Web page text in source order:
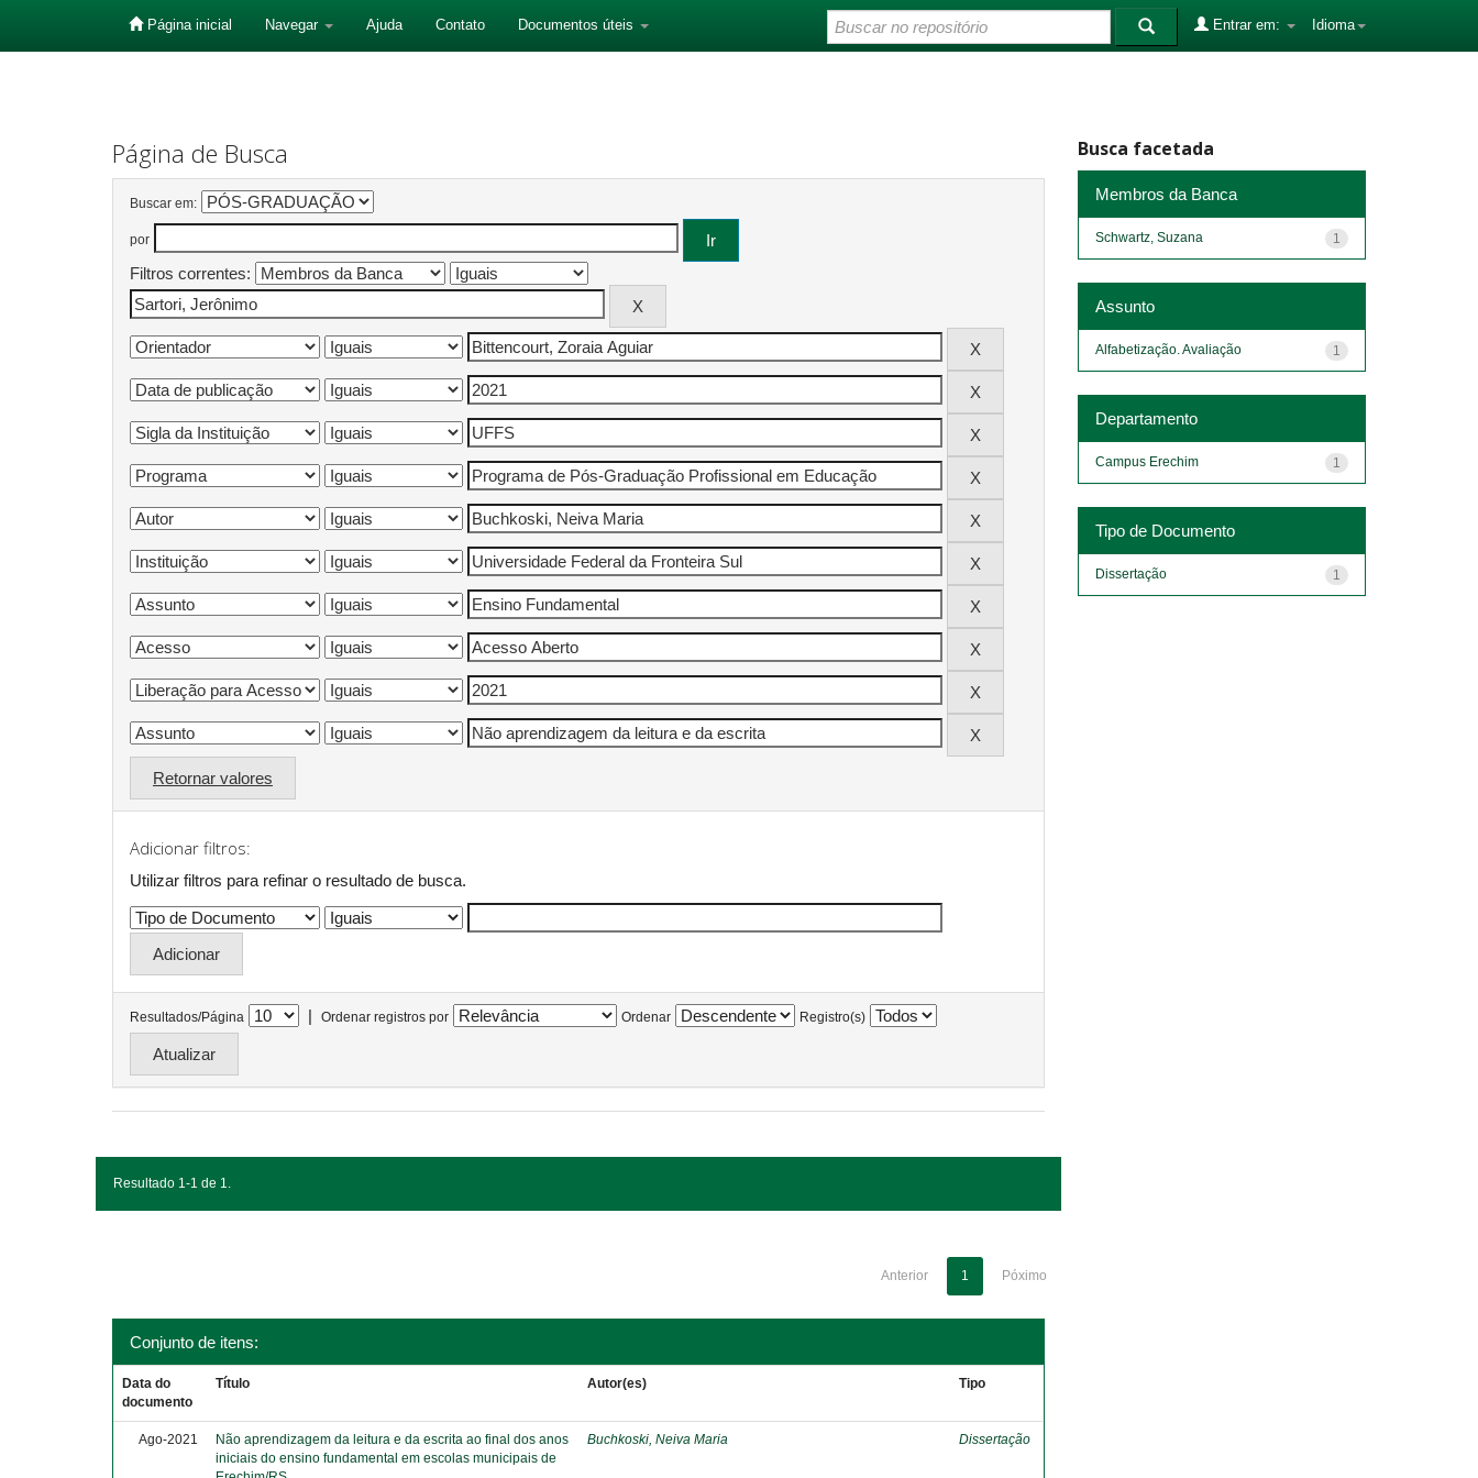
Página inicial Navegar Ajuda Contato Documentos úteis Idioma
Entrar em:
Página de Busca
Buscar em:
por
Filtros correntes:
Retornar valores
Adicionar filtros:
Utilizar filtros para refinar o resultado de busca.
Resultados/Página | Ordenar registros por Ordenar Registro(s)
Resultado 1-1 de 1.
Anterior 1 Póximo
Conjunto de itens:
Data do
documento
Título Autor(es) Tipo
Ago-2021
Não aprendizagem da leitura e da escrita ao final dos anos
iniciais do ensino fundamental em escolas municipais de
Buchkoski, Neiva Maria Dissertação
Busca facetada
Membros da Banca
1
Schwartz, Suzana
Assunto
1
Alfabetização. Avaliação
Departamento
1
Campus Erechim
Tipo de Documento
1
Dissertação